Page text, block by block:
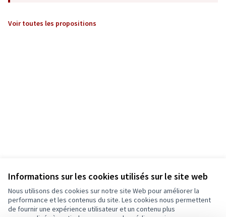
Informations sur les cookies utilisés sur le site web
Nous utilisons des cookies sur notre site Web pour améliorer la
performance et les contenus du site. Les cookies nous permettent
de fournir une expérience utilisateur et un contenu plus
Voir toutes les propositions